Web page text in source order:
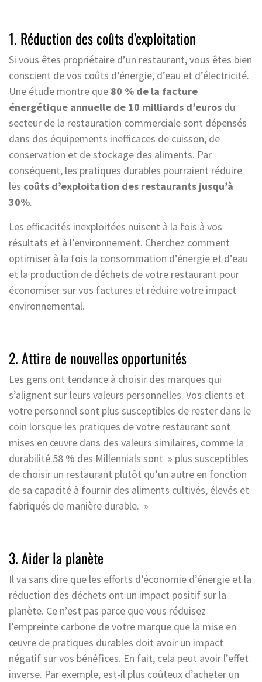
1. Réduction des coûts d’exploitation
Si vous êtes propriétaire d’un restaurant, vous êtes bien
conscient de vos coûts d’énergie, d’eau et d’électricité.
Une étude montre que 80 % de la facture
énergétique annuelle de 10 milliards d’euros du
secteur de la restauration commerciale sont dépensés
dans des équipements inefficaces de cuisson, de
conservation et de stockage des aliments. Par
conséquent, les pratiques durables pourraient réduire
les coûts d’exploitation des restaurants jusqu’à
30%.
Les efficacités inexploitées nuisent à la fois à vos
résultats et à l’environnement. Cherchez comment
optimiser à la fois la consommation d’énergie et d’eau
et la production de déchets de votre restaurant pour
économiser sur vos factures et réduire votre impact
environnemental.
2. Attire de nouvelles opportunités
Les gens ont tendance à choisir des marques qui
s’alignent sur leurs valeurs personnelles. Vos clients et
votre personnel sont plus susceptibles de rester dans le
coin lorsque les pratiques de votre restaurant sont
mises en œuvre dans des valeurs similaires, comme la
durabilité.58 % des Millennials sont » plus susceptibles
de choisir un restaurant plutôt qu’un autre en fonction
de sa capacité à fournir des aliments cultivés, élevés et
fabriqués de manière durable. »
3. Aider la planète
Il va sans dire que les efforts d’économie d’énergie et la
réduction des déchets ont un impact positif sur la
planète. Ce n’est pas parce que vous réduisez
l’empreinte carbone de votre marque que la mise en
œuvre de pratiques durables doit avoir un impact
négatif sur vos bénéfices. En fait, cela peut avoir l’effet
inverse. Par exemple, est-il plus coûteux d’acheter un